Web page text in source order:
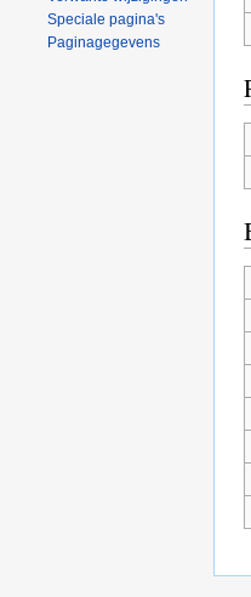
Speciale pagina's
Paginagegevens